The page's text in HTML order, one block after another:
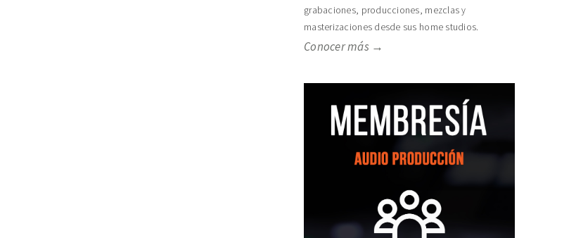
grabaciones, producciones, mezclas y
masterizaciones desde sus home studios.
Conocer más →